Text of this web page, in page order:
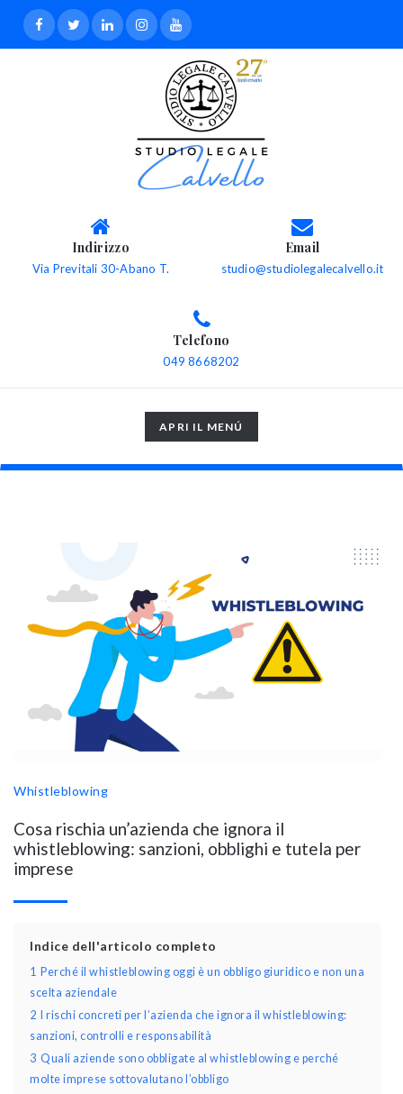
Indirizzo
Via Previtali 30-Abano T.
Email
studio@studiolegalecalvello.it
Telefono
049 8668202
TOGGLE
NAVIGATION
APRI IL MENÚ
Whistleblowing
Cosa rischia un’azienda che ignora il
whistleblowing: sanzioni, obblighi e tutela per
imprese
Indice dell'articolo completo
1 Perché il whistleblowing oggi è un obbligo giuridico e non una
scelta aziendale
2
I rischi concreti per l’azienda che ignora il whistleblowing:
sanzioni, controlli e responsabilità
3 Quali aziende sono obbligate al whistleblowing e perché
molte imprese sottovalutano l’obbligo